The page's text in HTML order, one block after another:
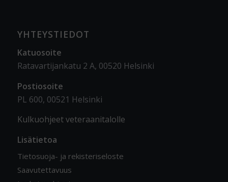
YHTEYSTIEDOT
Katuosoite
Ratavartijankatu 2 A, 00520 Helsinki
Postiosoite
PL 600, 00521 Helsinki
Kulkuohjeet veteraanitalolle
Lisätietoa
Tietosuoja- ja rekisteriseloste
Saavutettavuus